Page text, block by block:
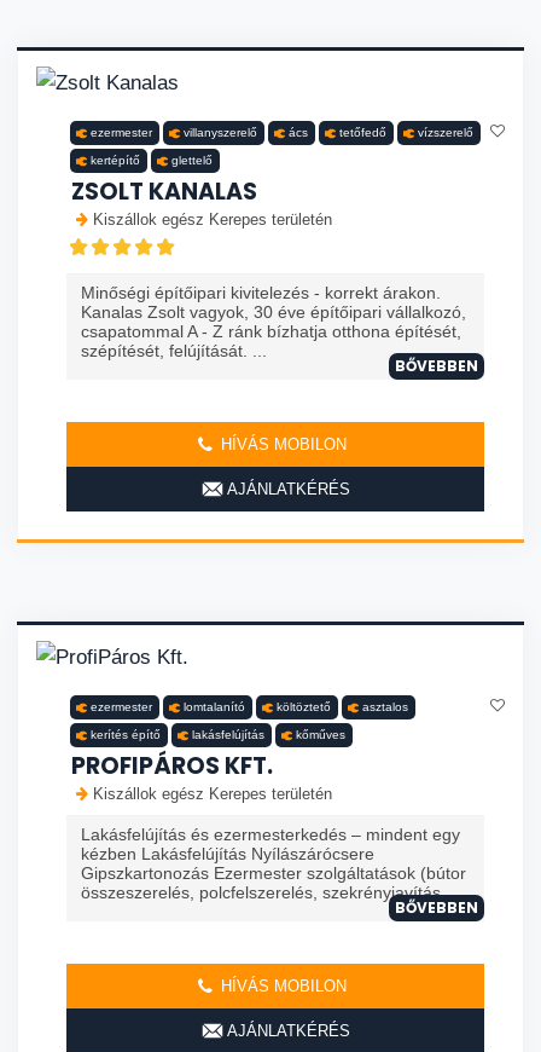
ezermester villanyszerelő ács tetőfedő vízszerelő
kertépítő glettelő
ZSOLT KANALAS
Kiszállok egész Kerepes területén
Minőségi építőipari kivitelezés - korrekt árakon.
Kanalas Zsolt vagyok, 30 éve építőipari vállalkozó,
csapatommal A - Z ránk bízhatja otthona építését,
szépítését, felújítását. ...
BŐVEBBEN
HÍVÁS MOBILON
AJÁNLATKÉRÉS
ezermester lomtalanító költöztető asztalos
kerítés építő lakásfelújítás kőműves
PROFIPÁROS KFT.
Kiszállok egész Kerepes területén
Lakásfelújítás és ezermesterkedés – mindent egy
kézben Lakásfelújítás Nyílászárócsere
Gipszkartonozás Ezermester szolgáltatások (bútor
összeszerelés, polcfelszerelés, szekrényjavítás, ...
BŐVEBBEN
HÍVÁS MOBILON
AJÁNLATKÉRÉS